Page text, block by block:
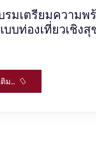
รมเตรียมความพ
บบท่องเที่ยวเชิงสุ
ม..